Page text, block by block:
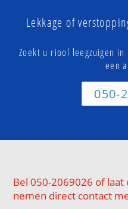
Lekkage of
Zoekt u riool leegzuigen
een
050-
Bel 050-2069026 of
nemen direct contact